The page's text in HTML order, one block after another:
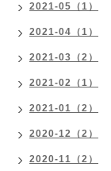
2021-05（1）
2021-04（1）
2021-03（2）
2021-02（1）
2021-01（2）
2020-12（2）
2020-11（2）